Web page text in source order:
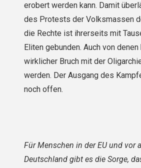
erobert werden kann. Damit
des Protests der Volksmassen
die Rechte ist ihrerseits mit
Eliten gebunden. Auch von denen
wirklicher Bruch mit der
werden. Der Ausgang des
noch offen.
Für Menschen in der EU und vor
Deutschland gibt es die Sorge,